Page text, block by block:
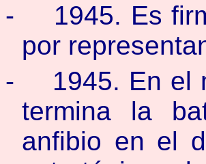
-
1945. Es
por
-
1945. En el
termina la
anfibio en el